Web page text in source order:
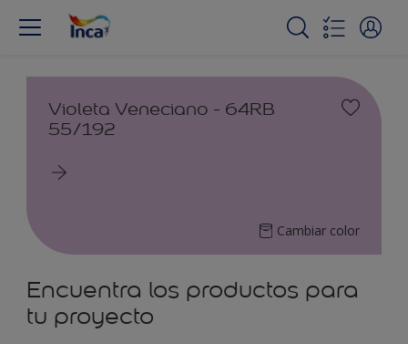
Violeta Veneciano - 64RB
55/192
Cambiar color
Encuentra los productos para
tu proyecto